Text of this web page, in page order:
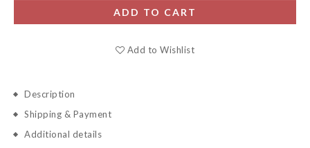
ADD TO CART
Add to Wishlist
Description
Shipping & Payment
Additional details